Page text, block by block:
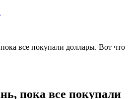
все покупали доллары. Вот что
пока все покупали